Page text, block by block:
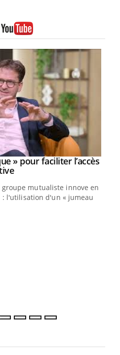
» pour faciliter l’accès
Youtube
mutualiste innove en
l'utilisation d'un « jumeau